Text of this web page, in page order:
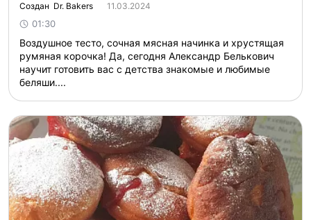
Создан Dr. Bakers 11.03.2024
01:30
Воздушное тесто, сочная мясная начинка и хрустящая
румяная корочка! Да, сегодня Александр Белькович
научит готовить вас с детства знакомые и любимые
беляши....